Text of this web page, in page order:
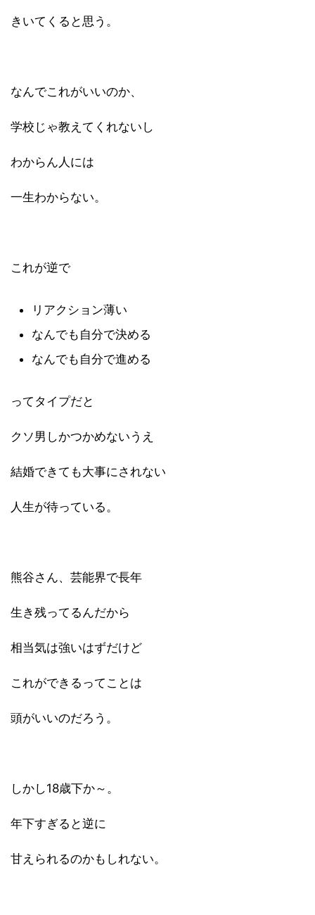
きいてくると思う。
なんでこれがいいのか、
学校じゃ教えてくれないし
わからん人には
一生わからない。
これが逆で
リアクション薄い
なんでも自分で決める
なんでも自分で進める
ってタイプだと
クソ男しかつかめないうえ
結婚できても大事にされない
人生が待っている。
熊谷さん、芸能界で長年
生き残ってるんだから
相当気は強いはずだけど
これができるってことは
頭がいいのだろう。
しかし18歳下か～。
年下すぎると逆に
甘えられるのかもしれない。